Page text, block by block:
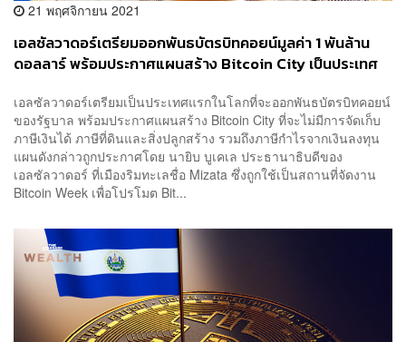
21 พฤศจิกายน 2021
เอลซัลวาดอร์เตรียมออกพันธบัตรบิทคอยน์มูลค่า 1 พันล้าน
ดอลลาร์ พร้อมประกาศแผนสร้าง Bitcoin City เป็นประเทศ
เอลซัลวาดอร์เตรียมเป็นประเทศแรกในโลกที่จะออกพันธบัตรบิทคอยน์
ของรัฐบาล พร้อมประกาศแผนสร้าง Bitcoin City ที่จะไม่มีการจัดเก็บ
ภาษีเงินได้ ภาษีที่ดินและสิ่งปลูกสร้าง รวมถึงภาษีกำไรจากเงินลงทุน
แผนดังกล่าวถูกประกาศโดย นายิบ บูเคเล ประธานาธิบดีของ
เอลซัลวาดอร์ ที่เมืองริมทะเลชื่อ Mizata ซึ่งถูกใช้เป็นสถานที่จัดงาน
Bitcoin Week เพื่อโปรโมต Bit...